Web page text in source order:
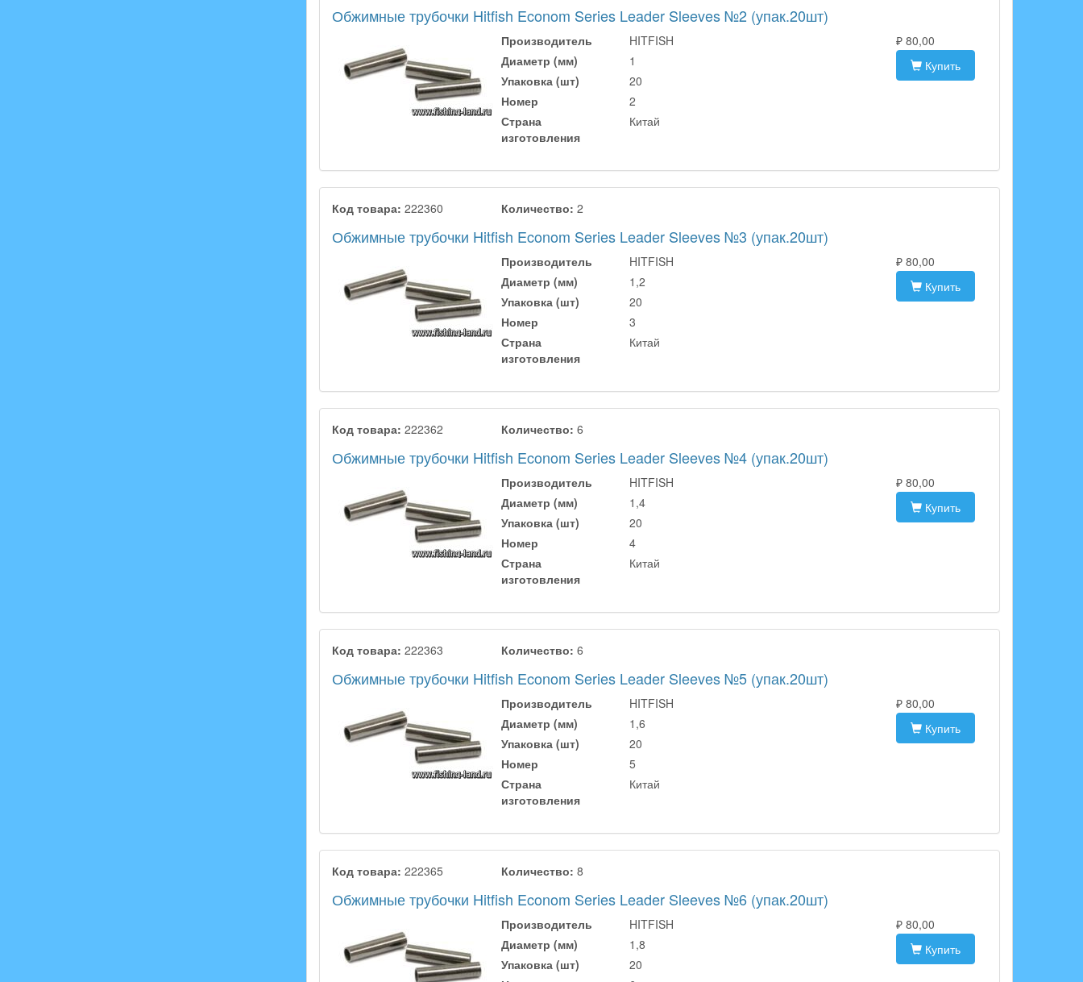
Обжимные трубочки Hitfish Econom Series Leader Sleeves №2 (упак.20шт)
Производитель
HITFISH
Диаметр (мм)
1
Упаковка (шт)
20
Номер
2
Страна
изготовления
Китай
₽ 80,00
Купить
Код товара: 222360 Количество: 2
Обжимные трубочки Hitfish Econom Series Leader Sleeves №3 (упак.20шт)
Производитель
HITFISH
Диаметр (мм)
1,2
Упаковка (шт)
20
Номер
3
Страна
изготовления
Китай
₽ 80,00
Купить
Код товара: 222362 Количество: 6
Обжимные трубочки Hitfish Econom Series Leader Sleeves №4 (упак.20шт)
Производитель
HITFISH
Диаметр (мм)
1,4
Упаковка (шт)
20
Номер
4
Страна
изготовления
Китай
₽ 80,00
Купить
Код товара: 222363 Количество: 6
Обжимные трубочки Hitfish Econom Series Leader Sleeves №5 (упак.20шт)
Производитель
HITFISH
Диаметр (мм)
1,6
Упаковка (шт)
20
Номер
5
Страна
изготовления
Китай
₽ 80,00
Купить
Код товара: 222365 Количество: 8
Обжимные трубочки Hitfish Econom Series Leader Sleeves №6 (упак.20шт)
Производитель
HITFISH
Диаметр (мм)
1,8
Упаковка (шт)
20
₽ 80,00
Купить